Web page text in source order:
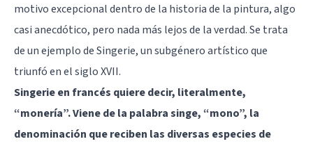
motivo excepcional dentro de la historia de la pintura, algo
casi anecdótico, pero nada más lejos de la verdad. Se trata
de un ejemplo de Singerie, un subgénero artístico que
triunfó en el siglo XVII.
Singerie en francés quiere decir, literalmente,
“monería”. Viene de la palabra singe, “mono”, la
denominación que reciben las diversas especies de